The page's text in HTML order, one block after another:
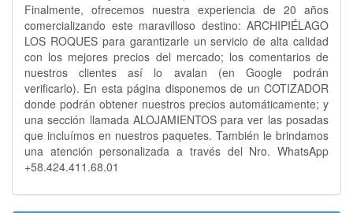
Finalmente, ofrecemos nuestra experiencia de 20 años
comercializando este maravilloso destino: ARCHIPIÉLAGO
LOS ROQUES para garantizarle un servicio de alta calidad
con los mejores precios del mercado; los comentarios de
nuestros clientes así lo avalan (en Google podrán
verificarlo). En esta página disponemos de un COTIZADOR
donde podrán obtener nuestros precios automáticamente; y
una sección llamada ALOJAMIENTOS para ver las posadas
que incluímos en nuestros paquetes. También le brindamos
una atención personalizada a través del Nro. WhatsApp
+58.424.411.68.01